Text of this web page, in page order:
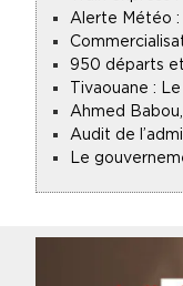
Alerte Météo :
950 départs
Tivaouane :
Ahmed
Audit de
Le